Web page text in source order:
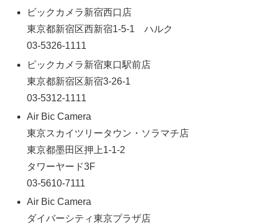
ビックカメラ新宿西口店
東京都新宿区西新宿1-5-1 ハルク
03-5326-1111
ビックカメラ新宿東口駅前店
東京都新宿区新宿3-26-1
03-5312-1111
Air Bic Camera
東京スカイツリータウン・ソラマチ店
東京都墨田区押上1-1-2
タワーヤード3F
03-5610-7111
Air Bic Camera
ダイバーシティ東京プラザ店